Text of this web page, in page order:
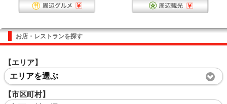
お店・レストランを探す
【エリア】
エリアを選ぶ
【市区町村】